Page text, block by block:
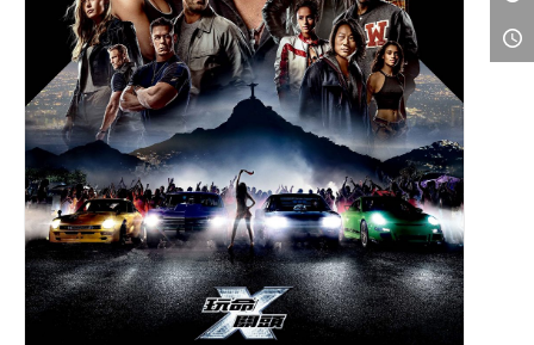
影城公告
影城活動
中獎名單
合作夥伴